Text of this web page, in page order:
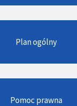
Plan ogólny
Pomoc prawna